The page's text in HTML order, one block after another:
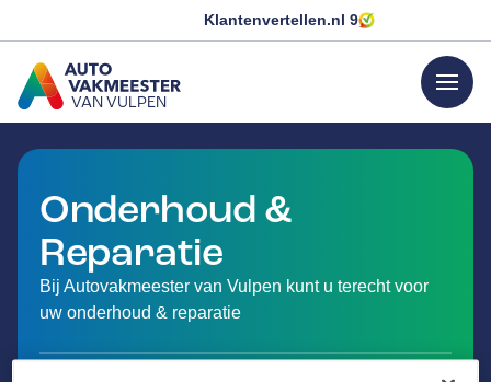
Klantenvertellen.nl 9
VAN VULPEN
GA NAAR DE HOMEPAGINA
menu
Onderhoud &
Reparatie
Bij Autovakmeester van Vulpen kunt u terecht voor
uw onderhoud & reparatie